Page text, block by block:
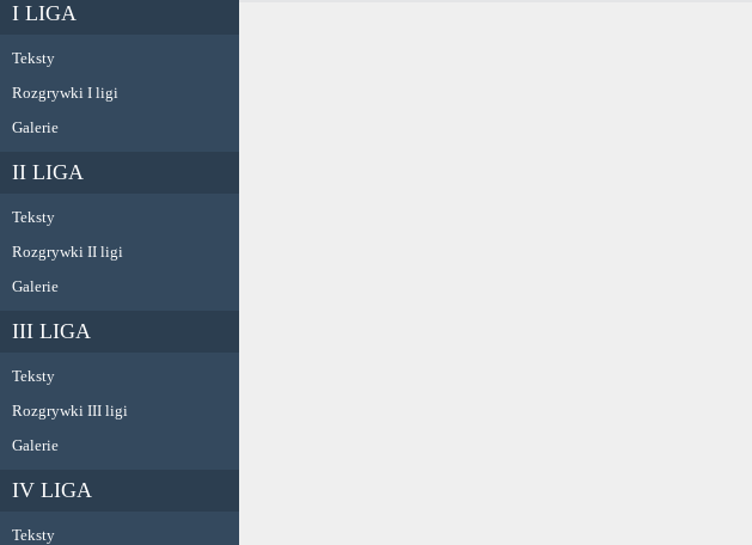
I LIGA
Teksty
Rozgrywki I ligi
Galerie
II LIGA
Teksty
Rozgrywki II ligi
Galerie
III LIGA
Teksty
Rozgrywki III ligi
Galerie
IV LIGA
Teksty